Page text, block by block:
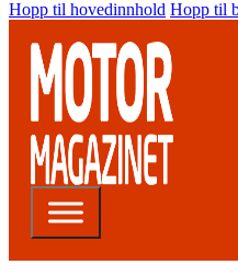
Hopp til hovedinnhold Hopp til